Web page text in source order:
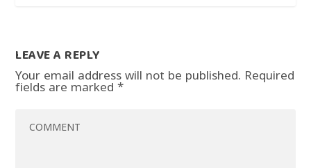
LEAVE A REPLY
Your email address will not be published. Required
fields are marked*